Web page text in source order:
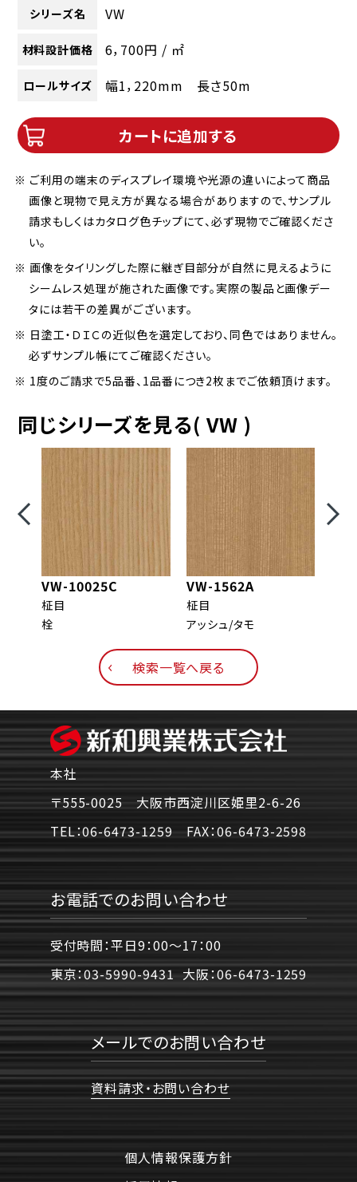
シリーズ名 VW
材料設計価格 6，700円 / ㎡
ロールサイズ 幅1，220mm 長さ50m
カートに追加する
※ ご利用の端末のディスプレイ環境や光源の違いによって商品
画像と現物で見え方が異なる場合がありますので、サンプル
請求もしくはカタログ色チップにて、必ず現物でご確認くださ
い。
※ 画像をタイリングした際に継ぎ目部分が自然に見えるように
シームレス処理が施された画像です。実際の製品と画像デー
タには若干の差異がございます。
※ 日塗工・ＤＩＣの近似色を選定しており、同色ではありません。
必ずサンプル帳にてご確認ください。
※ 1度のご請求で5品番、1品番につき2枚までご依頼頂けます。
同じシリーズを見る( VW )
VW-10025C
柾目
栓
VW-1562A
柾目
アッシュ/タモ
検索一覧へ戻る
本社
〒555-0025 大阪市西淀川区姫里2-6-26
TEL：06-6473-1259 FAX：06-6473-2598
お電話でのお問い合わせ
受付時間：平日9：00〜17：00
東京：03-5990-9431 大阪：06-6473-1259
メールでのお問い合わせ
資料請求・お問い合わせ
個人情報保護方針